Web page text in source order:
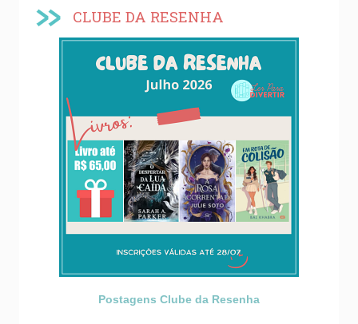
CLUBE DA RESENHA
Postagens Clube da Resenha